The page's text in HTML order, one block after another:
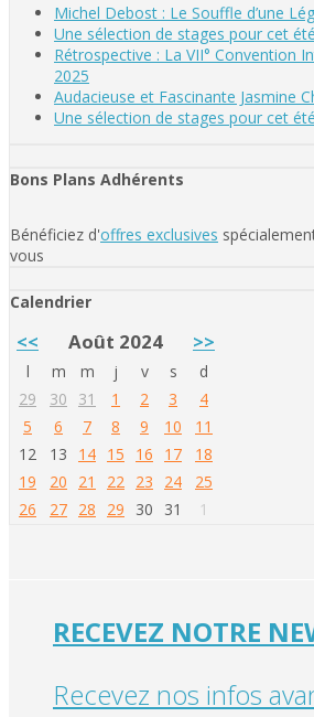
Michel Debost : Le Souffle d’une
Une sélection de stages pour cet
Rétrospective : La VII° Convention
2025
Audacieuse et Fascinante Jasmine
Une sélection de stages pour cet
Bons Plans Adhérents
Bénéficiez d'offres exclusives
vous
Calendrier
<< Août 2024 >>
l m m j v s
d
29
30 31 1 2 3
4
5
6 7 8 9 10
11
12
13 14 15 16 17
18
19
20 21 22 23 24
25
26
27 28 29 30 31 1
RECEVEZ NOTRE
Recevez nos infos